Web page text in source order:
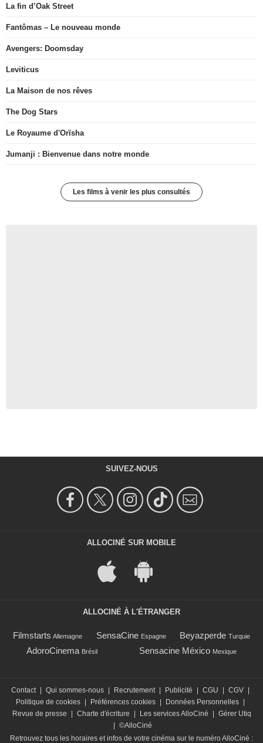
La fin d’Oak Street
Fantômas – Le nouveau monde
Avengers: Doomsday
Leviticus
La Maison de nos rêves
The Dog Stars
Le Royaume d'Orïsha
Jumanji : Bienvenue dans notre monde
Les films à venir les plus consultés
SUIVEZ-NOUS
ALLOCINÉ SUR MOBILE
ALLOCINÉ À L'ÉTRANGER
Filmstarts Allemagne SensaCine Espagne Beyazperde Turquie
AdoroCinema Brésil Sensacine México Mexique
Contact | Qui sommes-nous | Recrutement | Publicité | CGU | CGV |
Politique de cookies | Préférences cookies | Données Personnelles |
Revue de presse
| Charte d'écriture | Les services AlloCiné | Gérer Utiq
| ©AlloCiné
Retrouvez tous les horaires et infos de votre cinéma sur le numéro AlloCiné :